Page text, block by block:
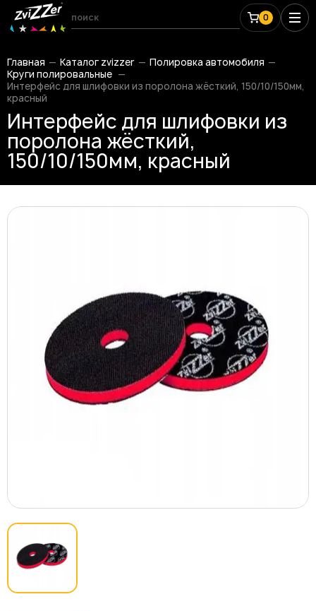
0
Главная Каталог zvizzer
Полировка автомобиля
Круги полировальные
Интерфейс для шлифовки из поролона жёсткий, 150/10/150мм,
красный
Интерфейс для шлифовки из
поролона жёсткий,
150/10/150мм, красный